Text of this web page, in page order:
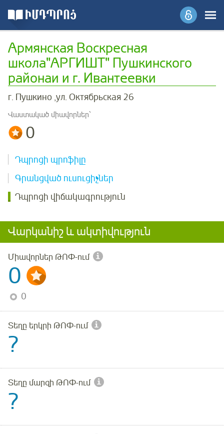
Армянская Воскресная
школа"АРГИШТ" Пушкинского
районаи и г. Ивантеевки
г. Пушкино ,ул. Октябрьская 26
Վաստակած միավորներ՝
0
Դպրոցի պրոֆիլը
Գրանցված ուսուցիչներ
Դպրոցի վիճակագրություն
Վարկանիշ և ակտիվություն
Միավորներ ԹՈՓ-ում
0
0
Տեղը երկրի ԹՈՓ-ում
?
Տեղը մարզի ԹՈՓ-ում
?